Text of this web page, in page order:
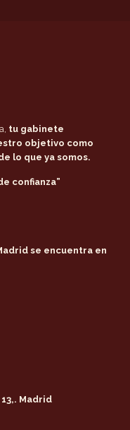
tu gabinete
objetivo como
lo que ya somos.
confianza”
se encuentra en
Madrid